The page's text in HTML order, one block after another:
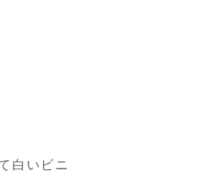
白いビニ